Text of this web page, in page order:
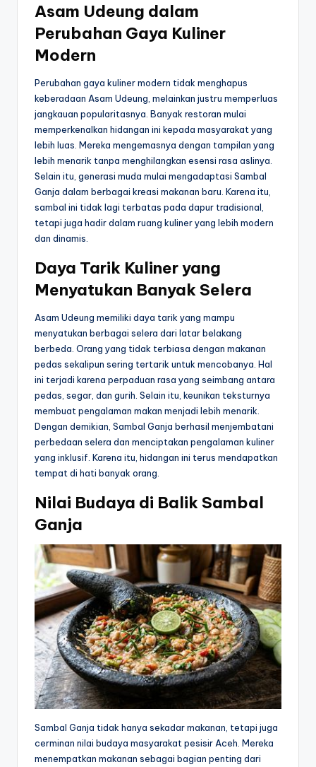
Asam Udeung dalam
Perubahan Gaya Kuliner
Modern
Perubahan gaya kuliner modern tidak menghapus
keberadaan Asam Udeung, melainkan justru memperluas
jangkauan popularitasnya. Banyak restoran mulai
memperkenalkan hidangan ini kepada masyarakat yang
lebih luas. Mereka mengemasnya dengan tampilan yang
lebih menarik tanpa menghilangkan esensi rasa aslinya.
Selain itu, generasi muda mulai mengadaptasi Sambal
Ganja dalam berbagai kreasi makanan baru. Karena itu,
sambal ini tidak lagi terbatas pada dapur tradisional,
tetapi juga hadir dalam ruang kuliner yang lebih modern
dan dinamis.
Daya Tarik Kuliner yang
Menyatukan Banyak Selera
Asam Udeung memiliki daya tarik yang mampu
menyatukan berbagai selera dari latar belakang
berbeda. Orang yang tidak terbiasa dengan makanan
pedas sekalipun sering tertarik untuk mencobanya. Hal
ini terjadi karena perpaduan rasa yang seimbang antara
pedas, segar, dan gurih. Selain itu, keunikan teksturnya
membuat pengalaman makan menjadi lebih menarik.
Dengan demikian, Sambal Ganja berhasil menjembatani
perbedaan selera dan menciptakan pengalaman kuliner
yang inklusif. Karena itu, hidangan ini terus mendapatkan
tempat di hati banyak orang.
Nilai Budaya di Balik Sambal
Ganja
Sambal Ganja tidak hanya sekadar makanan, tetapi juga
cerminan nilai budaya masyarakat pesisir Aceh. Mereka
menempatkan makanan sebagai bagian penting dari